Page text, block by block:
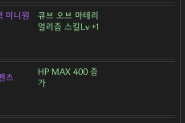
미니원
큐브 오브 마테리
얼리즘 스킬Lv +1
츠
HP MAX 400 증
가